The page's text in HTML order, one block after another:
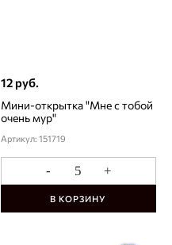
12 руб.
Мини-открытка "Мне с тобой
очень мур"
Артикул: 151719
- +
В КОРЗИНУ